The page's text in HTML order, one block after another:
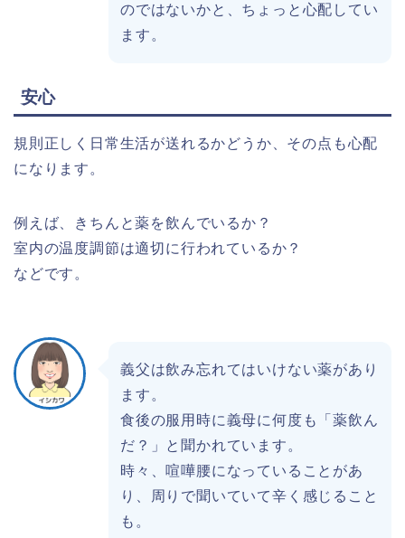
のではないかと、ちょっと心配してい
ます。
安心
規則正しく日常生活が送れるかどうか、その点も心配
になります。
例えば、きちんと薬を飲んでいるか？
室内の温度調節は適切に行われているか？
などです。
義父は飲み忘れてはいけない薬があり
ます。
食後の服用時に義母に何度も「薬飲ん
だ？」と聞かれています。
時々、喧嘩腰になっていることがあ
り、周りで聞いていて辛く感じること
も。